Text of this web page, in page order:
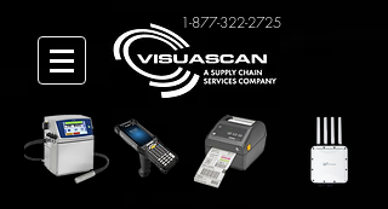
1-877-322-2725